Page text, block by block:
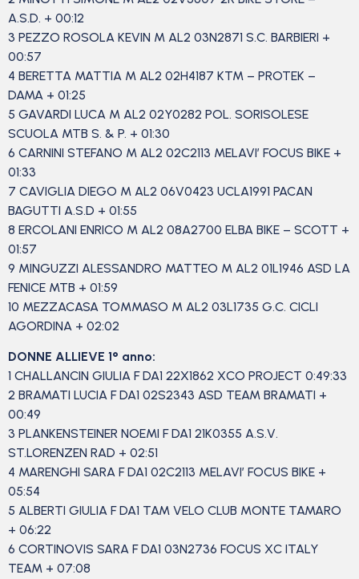
A.S.D. + 00:12
3 PEZZO ROSOLA KEVIN M AL2 03N2871 S.C. BARBIERI +
00:57
4 BERETTA MATTIA M AL2 02H4187 KTM – PROTEK –
DAMA + 01:25
5 GAVARDI LUCA M AL2 02Y0282 POL. SORISOLESE
SCUOLA MTB S. & P. + 01:30
6 CARNINI STEFANO M AL2 02C2113 MELAVI’ FOCUS BIKE +
01:33
7 CAVIGLIA DIEGO M AL2 06V0423 UCLA1991 PACAN
BAGUTTI A.S.D + 01:55
8 ERCOLANI ENRICO M AL2 08A2700 ELBA BIKE – SCOTT +
01:57
9 MINGUZZI ALESSANDRO MATTEO M AL2 01L1946 ASD LA
FENICE MTB + 01:59
10 MEZZACASA TOMMASO M AL2 03L1735 G.C. CICLI
AGORDINA + 02:02
DONNE ALLIEVE 1° anno:
1 CHALLANCIN GIULIA F DA1 22X1862 XCO PROJECT 0:49:33
2 BRAMATI LUCIA F DA1 02S2343 ASD TEAM BRAMATI +
00:49
3 PLANKENSTEINER NOEMI F DA1 21K0355 A.S.V.
ST.LORENZEN RAD + 02:51
4 MARENGHI SARA F DA1 02C2113 MELAVI’ FOCUS BIKE +
05:54
5 ALBERTI GIULIA F DA1 TAM VELO CLUB MONTE TAMARO
+ 06:22
6 CORTINOVIS SARA F DA1 03N2736 FOCUS XC ITALY
TEAM + 07:08